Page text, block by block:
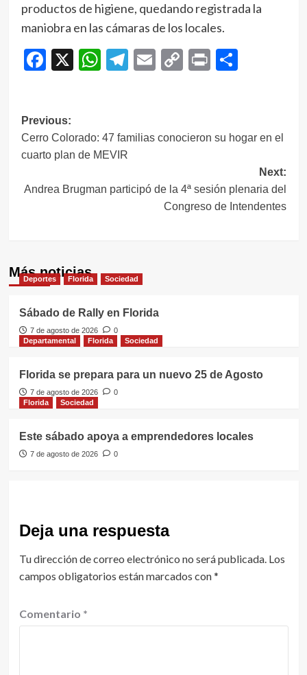
productos de higiene, quedando registrada la
maniobra en las cámaras de los locales.
Facebook
X WhatsApp
Telegram
EmailCopy
Print
Navegación
de
entradas
Previous:
Cerro Colorado: 47 familias conocieron su hogar en el
cuarto plan de MEVIR
Next:
Andrea Brugman participó de la 4ª sesión plenaria del
Congreso de Intendentes
Más noticias
Deportes Florida Sociedad
Sábado de Rally en Florida
7 de agosto de 2026
0
Departamental
Florida Sociedad
Florida se prepara para un nuevo 25 de Agosto
7 de agosto de 2026
0
Florida
Sociedad
Este sábado apoya a emprendedores locales
7 de agosto de 2026 0
Deja una respuesta
Tu dirección de correo electrónico no será publicada. Los
campos obligatorios están marcados con*
Comentario *